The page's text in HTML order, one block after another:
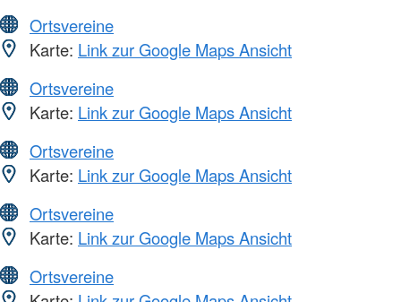
Ortsvereine
Karte: Link zur Google Maps Ansicht
Ortsvereine
Karte: Link zur Google Maps Ansicht
Ortsvereine
Karte: Link zur Google Maps Ansicht
Ortsvereine
Karte: Link zur Google Maps Ansicht
Ortsvereine